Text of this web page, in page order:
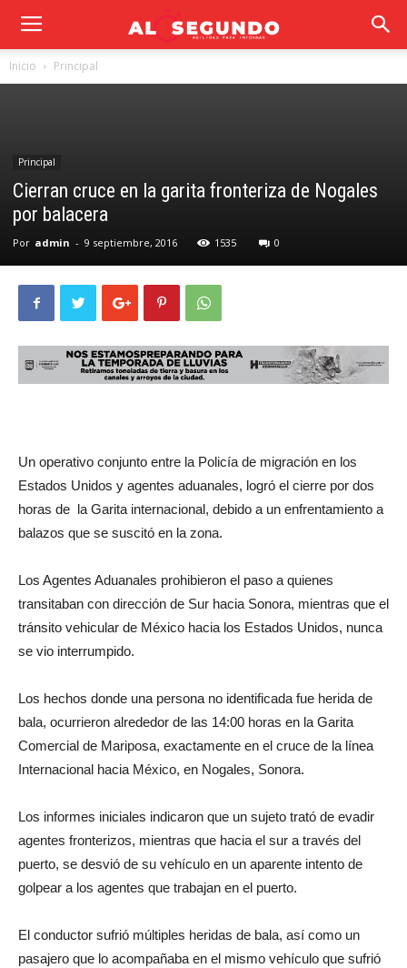
Inicio Principal
Principal
Cierran cruce en la garita fronteriza de Nogales
por balacera
Por admin - 9 septiembre, 2016 1535 0
Un operativo conjunto entre la Policía de migración en los
Estados Unidos y agentes aduanales, logró el cierre por dos
horas de la Garita internacional, debido a un enfrentamiento a
balazos que se suscitó en la zona.
Los Agentes Aduanales prohibieron el paso a quienes
transitaban con dirección de Sur hacia Sonora, mientras que el
tránsito vehicular de México hacia los Estados Unidos, nunca
se vio interrumpido.
Los hechos donde una persona no identificada fue herida de
bala, ocurrieron alrededor de las 14:00 horas en la Garita
Comercial de Mariposa, exactamente en el cruce de la línea
Internacional hacia México, en Nogales, Sonora.
Los informes iniciales indicaron que un sujeto trató de evadir
agentes fronterizos, mientras que hacia el sur a través del
puerto, se desvió de su vehículo en un aparente intento de
golpear a los agentes que trabajan en el puerto.
El conductor sufrió múltiples heridas de bala, así como un
pasajero que lo acompañaba en el mismo vehículo que sufrió